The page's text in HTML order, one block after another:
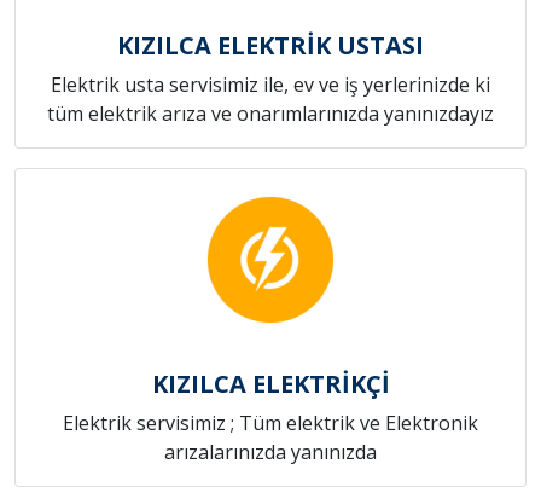
KIZILCA ELEKTRİK USTASI
Elektrik usta servisimiz ile, ev ve iş yerlerinizde ki
tüm elektrik arıza ve onarımlarınızda yanınızdayız
KIZILCA ELEKTRİKÇİ
Elektrik servisimiz ; Tüm elektrik ve Elektronik
arızalarınızda yanınızda